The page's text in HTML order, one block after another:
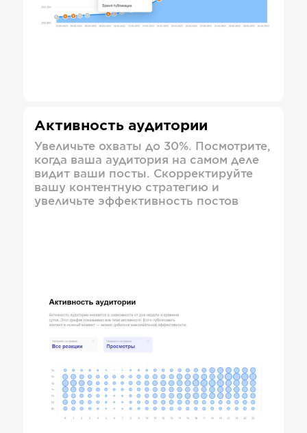
Активность аудитории
Увеличьте охваты до 30%. Посмотрите,
когда ваша аудитория на самом деле
видит ваши посты. Скорректируйте
вашу контентную стратегию и
увеличьте эффективность постов